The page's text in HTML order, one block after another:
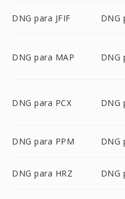
DNG para JFIF DNG
DNG para MAP DNG
DNG para PCX DNG
DNG para PPM DNG
DNG para HRZ DNG